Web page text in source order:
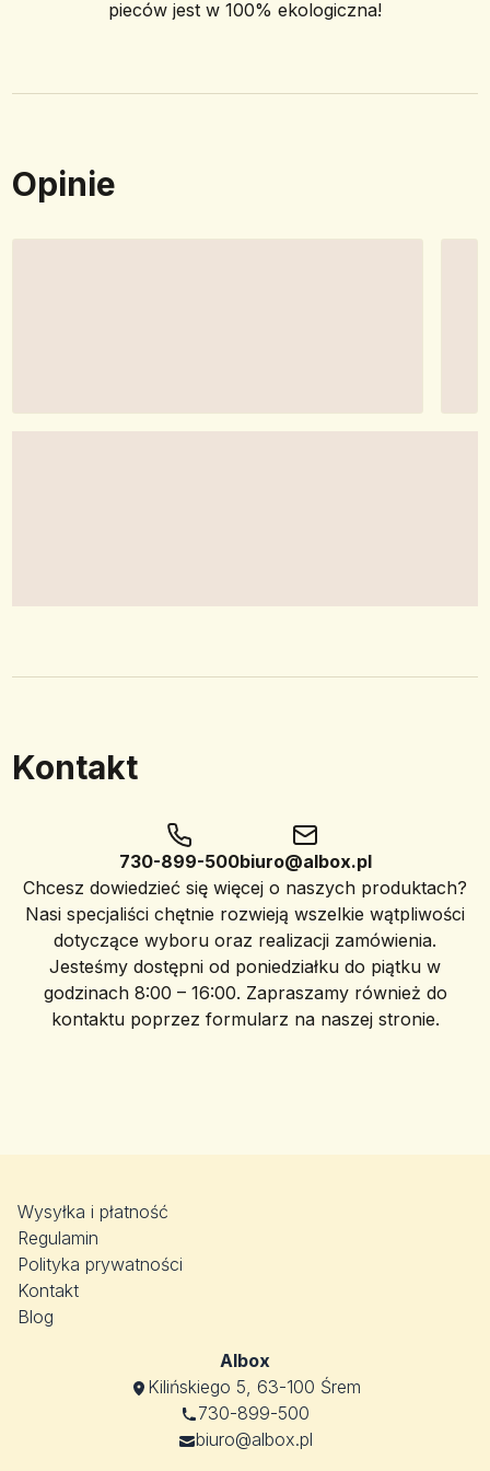
pieców jest w 100% ekologiczna!
Opinie
Kontakt
730-899-500biuro@albox.pl
Chcesz dowiedzieć się więcej o naszych produktach?
Nasi specjaliści chętnie rozwieją wszelkie wątpliwości
dotyczące wyboru oraz realizacji zamówienia.
Jesteśmy dostępni od poniedziałku do piątku w
godzinach 8:00 – 16:00. Zapraszamy również do
kontaktu poprzez formularz na naszej stronie.
Wysyłka i płatność
Regulamin
Polityka prywatności
Kontakt
Blog
Albox
Kilińskiego 5, 63-100 Śrem
730-899-500
biuro@albox.pl